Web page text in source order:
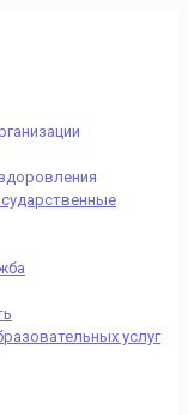
услуг